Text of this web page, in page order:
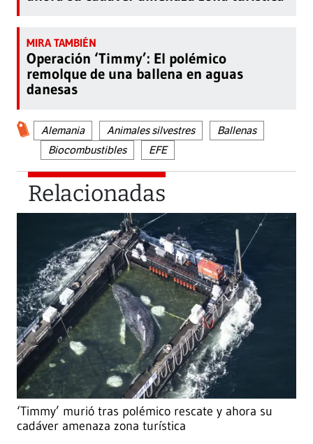
Operación ‘Timmy’: El polémico
remolque de una ballena en aguas
danesas
Alemania Animales silvestres
Ballenas
Biocombustibles
EFE
Relacionadas
‘Timmy’ murió tras polémico rescate y ahora su
cadáver amenaza zona turística